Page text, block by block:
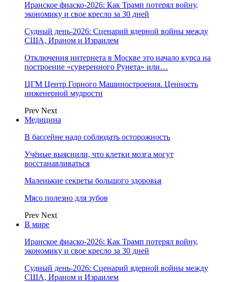
Иранское фиаско-2026: Как Трамп потерял войну,
экономику и свое кресло за 30 дней
Судный день-2026: Сценарий ядерной войны между
США, Ираном и Израилем
Отключения интернета в Москве это начало курса на
построение «суверенного Рунета» или…
ЦГМ Центр Горного Машиностроения. Ценность
инженерной мудрости
Prev Next
Медицина
В бассейне надо соблюдать осторожность
Учёные выяснили, что клетки мозга могут
восстанавливаться
Маленькие секреты большого здоровья
Мясо полезно для зубов
Prev Next
В мире
Иранское фиаско-2026: Как Трамп потерял войну,
экономику и свое кресло за 30 дней
Судный день-2026: Сценарий ядерной войны между
США, Ираном и Израилем